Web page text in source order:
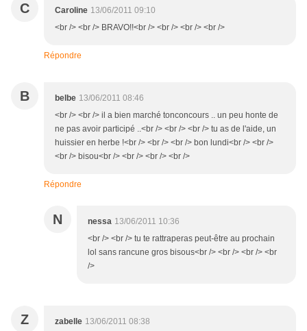
C Caroline 13/06/2011 09:10
<br /> <br /> BRAVO!!<br /> <br /> <br /> <br />
Répondre
B belbe 13/06/2011 08:46
<br /> <br /> il a bien marché tonconcours .. un peu honte de
ne pas avoir participé ..<br /> <br /> <br /> tu as de l'aide, un
huissier en herbe !<br /> <br /> <br /> bon lundi<br /> <br />
<br /> bisou<br /> <br /> <br /> <br />
Répondre
N nessa 13/06/2011 10:36
<br /> <br /> tu te rattraperas peut-être au prochain
lol sans rancune gros bisous<br /> <br /> <br /> <br
/>
Z zabelle 13/06/2011 08:38